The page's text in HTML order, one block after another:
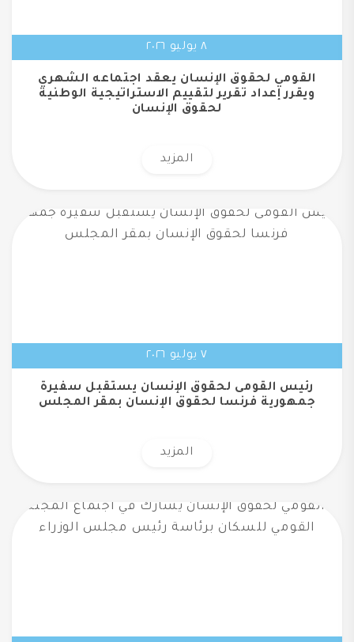
٨ يوليو ٢٠٢٦
القومي لحقوق الإنسان يعقد اجتماعه الشهري
ويقرر إعداد تقرير لتقييم الاستراتيجية الوطنية
لحقوق الإنسان
المزيد
٧ يوليو ٢٠٢٦
رئيس القومى لحقوق الإنسان يستقبل سفيرة
جمهورية فرنسا لحقوق الإنسان بمقر المجلس
المزيد